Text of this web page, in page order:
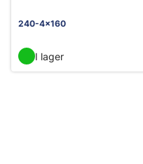
240-4x160
I lager